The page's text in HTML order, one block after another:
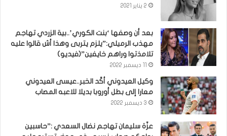
2 يناير 2021
بعد أن وصفها ‘بنت الكوري’..بية الزردي تهاجم
مهذب الرميلي:”يلزم يتربى وهذا أش قالوا عليه
تلامذتوا وراهم خايفين”(فيديو)
وكيل العيدوني أكّد الخبر..عيسى العيدوني
معارا إلى بطل أوروبا بديلا للاعبه المصاب
3 ديسمبر 2022
عزّة سليمان تهاجم نضال السعدي :”حاسبين